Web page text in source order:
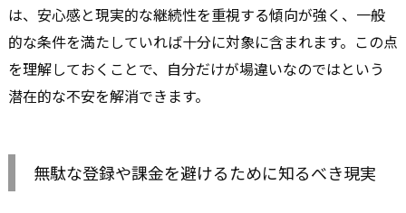
は、安心感と現実的な継続性を重視する傾向が強く、一般
的な条件を満たしていれば十分に対象に含まれます。この点
を理解しておくことで、自分だけが場違いなのではという
潜在的な不安を解消できます。
無駄な登録や課金を避けるために知るべき現実